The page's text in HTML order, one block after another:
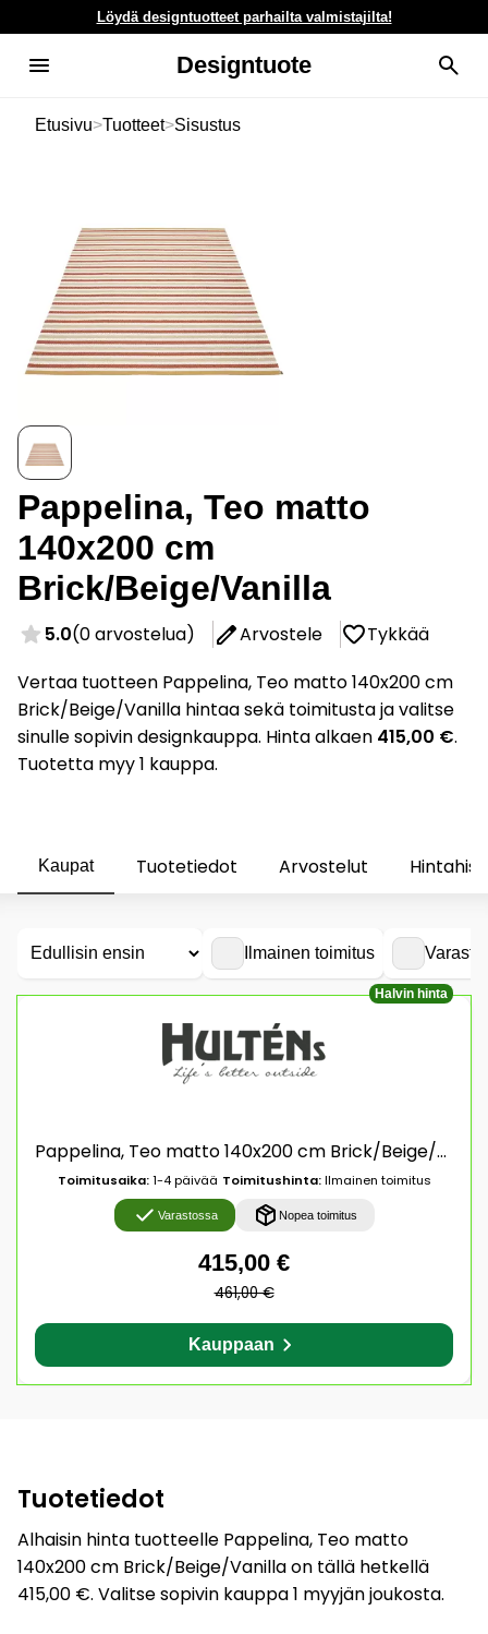
Löydä designtuotteet parhailta valmistajilta!
Designtuote
Etusivu>Tuotteet>Sisustus
Pappelina, Teo matto
140x200 cm
Brick/Beige/Vanilla
5.0(0 arvostelua) Arvostele
Tykkää
Vertaa tuotteen Pappelina, Teo matto 140x200 cm
Brick/Beige/Vanilla hintaa sekä toimitusta ja valitse
sinulle sopivin designkauppa. Hinta alkaen 415,00 €.
Tuotetta myy 1 kauppa.
Kaupat Tuotetiedot Arvostelut
Ilmainen toimitus
Halvin hinta
Pappelina, Teo matto 140x200 cm Brick/Beige/Vanilla
Toimitusaika:1-4 päivää Toimitushinta:Ilmainen toimitus
Varastossa Nopea toimitus
415,00 €
461,00 €
Kauppaan
Tuotetiedot
Alhaisin hinta tuotteelle Pappelina, Teo matto
140x200 cm Brick/Beige/Vanilla on tällä hetkellä
415,00 €. Valitse sopivin kauppa 1 myyjän joukosta.